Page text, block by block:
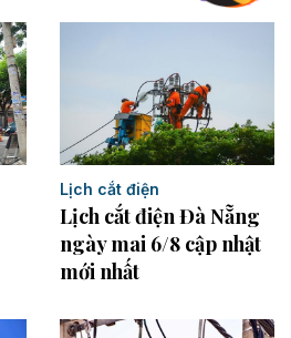
Lịch cắt điện
Lịch cắt điện Đà Nẵng
ngày mai 6/8 cập nhật
mới nhất